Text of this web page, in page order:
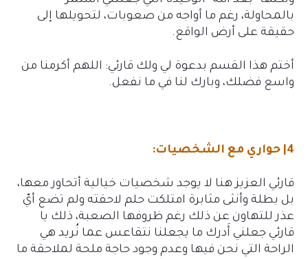
بالمحاولة، رغم ما أواجه من صعوبات، لتحويلها إلى
حقيقة على أرض الواقع.
أختم هذا القسم بدعوة لي ولك قارئي: اللهم أكرمنا من
واسع فضلك، وبارك لنا في ما نفعل.
4| حواري مع الشخصيات:
قارئي العزيز هنا لا يوجد شخصيات خيالية أتحاور معها،
بل بطلة وأنثى مثابرة امتلكت حلم لاحقته ولم تضع أيّ
عذر للتهاون عن ذلك رغم ظروفها الصعبة، ذلك يا
قارئي جعلني أَدرك ما يجعلنا نتقاعس عما نُريد هي
الراحة التي نحن فيها وعدم وجود حاجة ملحة لملاحقة ما